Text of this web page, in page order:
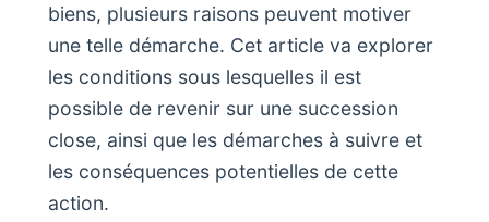
biens, plusieurs raisons peuvent motiver
une telle démarche. Cet article va explorer
les conditions sous lesquelles il est
possible de revenir sur une succession
close, ainsi que les démarches à suivre et
les conséquences potentielles de cette
action.